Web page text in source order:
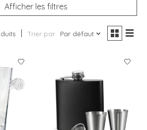
Afficher les filtres
Trier par Par défaut